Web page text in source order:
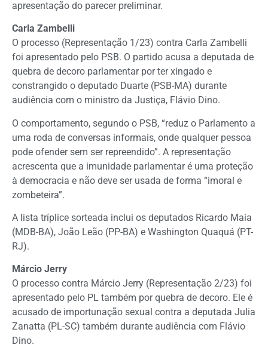
apresentação do parecer preliminar.
Carla Zambelli
O processo (Representação 1/23) contra Carla Zambelli
foi apresentado pelo PSB. O partido acusa a deputada de
quebra de decoro parlamentarpor ter xingado e
constrangido o deputado Duarte (PSB-MA) durante
audiência com o ministro da Justiça, Flávio Dino.
O comportamento, segundo o PSB, “reduz o Parlamento a
uma roda de conversas informais, onde qualquer pessoa
pode ofender sem ser repreendido”. A representação
acrescenta que a imunidade parlamentar é uma proteção
à democracia e não deve ser usada de forma “imoral e
zombeteira”.
A lista tríplice sorteada inclui os deputados Ricardo Maia
(MDB-BA), João Leão (PP-BA) e Washington Quaquá (PT-
RJ).
Márcio Jerry
O processo contra Márcio Jerry (Representação 2/23) foi
apresentado pelo PL também por quebra de decoro. Ele é
acusado de importunação sexual contra a deputada Julia
Zanatta (PL-SC) também durante audiência com Flávio
Dino.